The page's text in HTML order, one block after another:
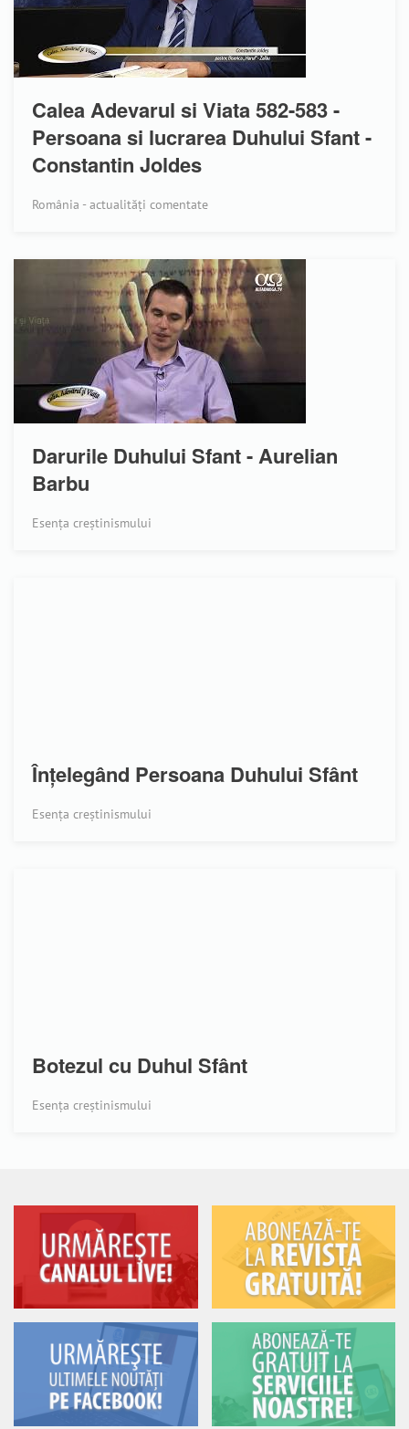
Calea Adevarul si Viata 582-583 -
Persoana si lucrarea Duhului Sfant -
Constantin Joldes
România - actualități comentate
Darurile Duhului Sfant - Aurelian
Barbu
Esența creștinismului
Înțelegând Persoana Duhului Sfânt
Esența creștinismului
Botezul cu Duhul Sfânt
Esența creștinismului